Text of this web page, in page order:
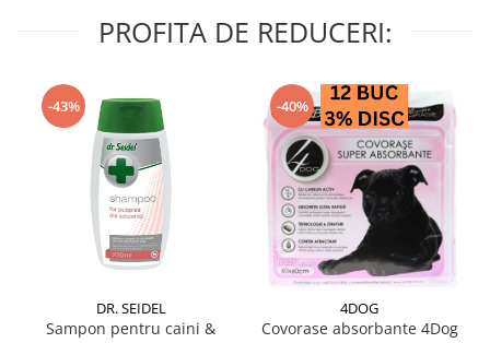
PROFITA DE REDUCERI:
-43%
DR. SEIDEL
Sampon pentru caini &
-40%
4DOG
Covorase absorbante 4Dog